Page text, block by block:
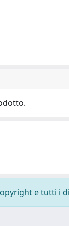
e tutti i